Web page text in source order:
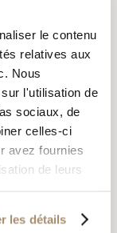
le contenu
relatives aux
Nous
l'utilisation de
sociaux, de
celles-ci
avez fournies
de leurs
les détails